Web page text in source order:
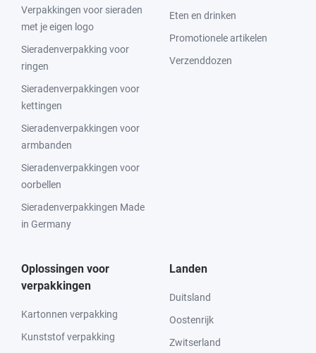
Verpakkingen voor sieraden
met je eigen logo
Sieradenverpakking voor
ringen
Sieradenverpakkingen voor
kettingen
Sieradenverpakkingen voor
armbanden
Sieradenverpakkingen voor
oorbellen
Sieradenverpakkingen Made
in Germany
Eten en drinken
Promotionele artikelen
Verzenddozen
Oplossingen voor
verpakkingen
Kartonnen verpakking
Kunststof verpakking
Landen
Duitsland
Oostenrijk
Zwitserland